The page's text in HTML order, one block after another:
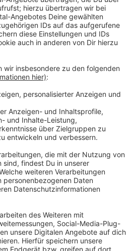
dieser
könnten deutsche
Punkt der Erde angegriffen
zeigten, dass die Angriffe
einen Schaden in
haben, um acht Prozent
in den 136.865 registrierten
geht die Polizei davon
zehnten Tat der Kriminellen zu
können nur die Spitze
sagte Link. Verstärkt würden